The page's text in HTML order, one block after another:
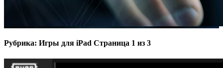
Рубрика: Игры для iPad Страница 1 из 3